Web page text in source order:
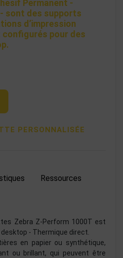
Permanent -
sont des supports
d’impression
pour des
PERSONNALISÉE
Ressources
Zebra Z-Perform 1000T est
- Thermique direct.
en papier ou synthétique,
ou brillant, qui peuvent être